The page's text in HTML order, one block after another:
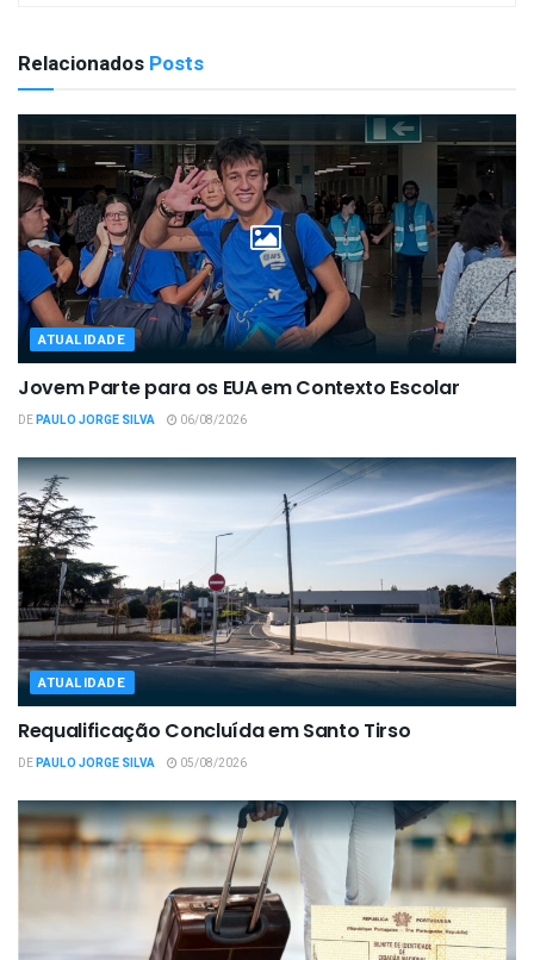
Relacionados Posts
ATUALIDADE
Jovem Parte para os EUA em Contexto Escolar
DEPAULO JORGE SILVA 06/08/2026
ATUALIDADE
Requalificação Concluída em Santo Tirso
DEPAULO JORGE SILVA 05/08/2026